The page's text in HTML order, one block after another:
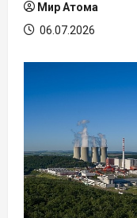
Мир Атома
06.07.2026